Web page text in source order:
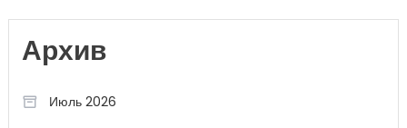
Архив
Июль 2026